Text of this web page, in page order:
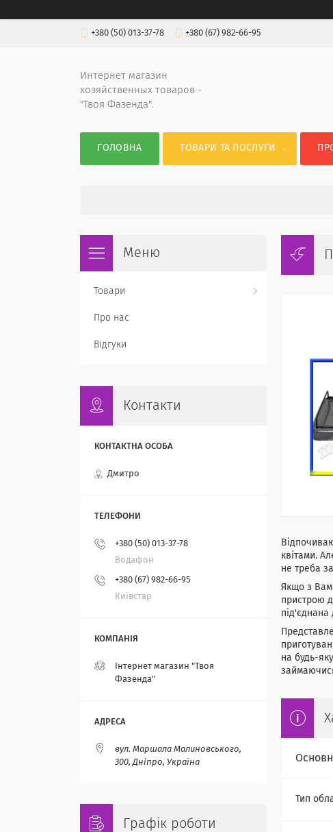
+380 (50) 013-37-78 +380 (67) 982-66-95
Интернет магазин
хозяйственных товаров -
"Твоя Фазенда".
ГОЛОВНА ТОВАРИ ТА ПОСЛУГИ
квітами.
не треба
Якщо з
пристрою
під'єднана
на будь-
Тип
Товари
Про нас
Відгуки
Контакти
Дмитро
+380 (50) 013-37-78
Водафон
+380 (67) 982-66-95
Київстар
Інтернет магазин "Твоя
Фазенда"
вул. Маршала Малиновського,
300, Дніпро, Україна
Графік роботи